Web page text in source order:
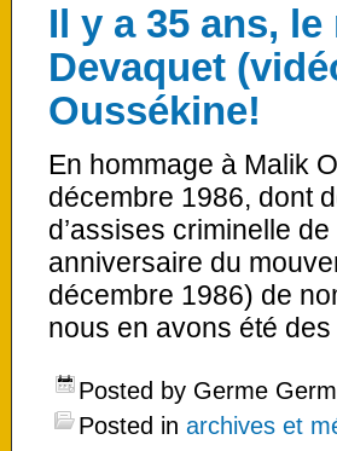
Il y a 35 ans,
Devaquet
Oussékine!
En hommage à Malik
décembre 1986, dont
d’assises criminelle
anniversaire du
décembre 1986) de
nous en avons été
Posted by Germe
Posted in archives et